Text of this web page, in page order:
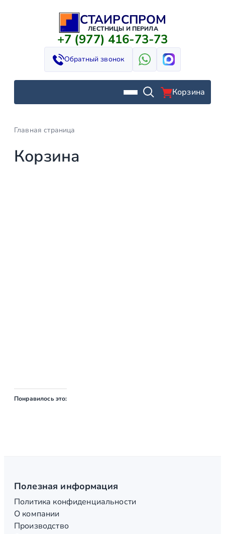
СТАИРСПРОМ
ЛЕСТНИЦЫ И ПЕРИЛА
+7 (977) 416-73-73
Обратный звонок
Корзина
Главная страница
Корзина
Понравилось это:
Полезная информация
Политика конфиденциальности
О компании
Производство